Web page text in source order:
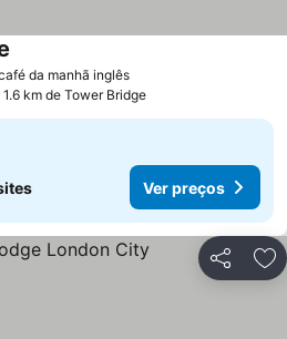
da manhã inglêsVer preços
1.6 km de Tower Bridge
Ver preços
Partilhar